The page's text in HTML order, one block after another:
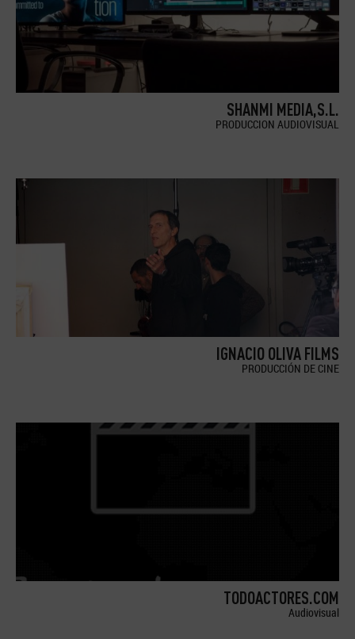
SHANMI MEDIA,S.L.
PRODUCCION AUDIOVISUAL
IGNACIO OLIVA FILMS
PRODUCCIÓN DE CINE
TODOACTORES.COM
Audiovisual